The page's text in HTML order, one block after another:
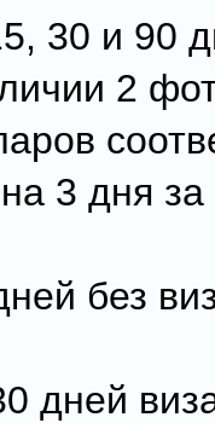
30 и 90
2
3 дня
без
дней